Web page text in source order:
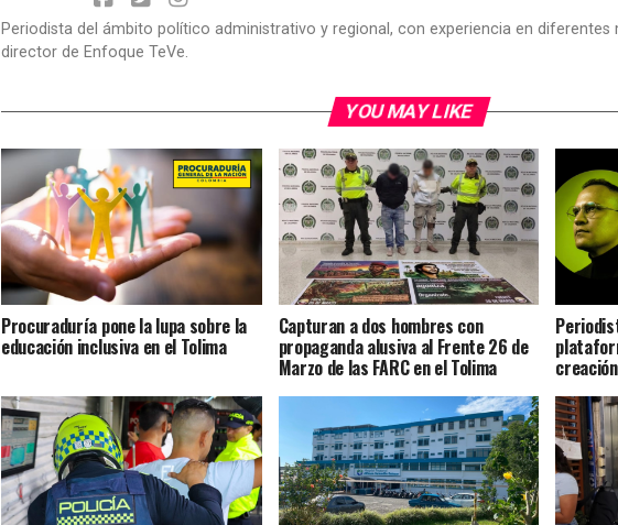
Periodista del ámbito político administrativo y regional, con experiencia en
director de Enfoque TeVe.
YOU MAY LIKE
Procuraduría pone la lupa sobre la
educación inclusiva en el Tolima
Capturan a dos hombres con
propaganda alusiva al Frente 26 de
Marzo de las FARC en el Tolima